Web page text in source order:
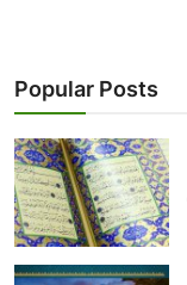
KISSADAN HİSSE
DİNİ BİLGİLER
Popular Posts